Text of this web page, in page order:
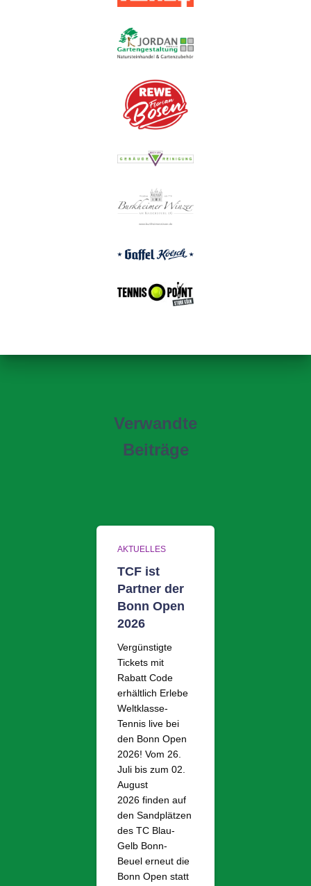
Verwandte
Beiträge
AKTUELLES
TCF ist
Partner der
Bonn Open
2026
Vergünstigte
Tickets mit
Rabatt Code
erhältlich Erlebe
Weltklasse-
Tennis live bei
den Bonn Open
2026! Vom 26.
Juli bis zum 02.
August
2026 finden auf
den Sandplätzen
des TC Blau-
Gelb Bonn-
Beuel erneut die
Bonn Open statt